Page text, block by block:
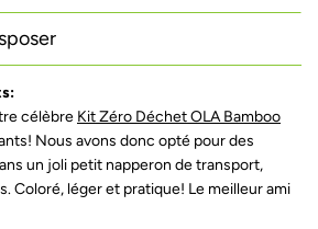
célèbre Kit Zéro Déchet OLA Bamboo
Nous avons donc opté pour des
un joli petit napperon de transport,
Coloré, léger et pratique! Le meilleur ami